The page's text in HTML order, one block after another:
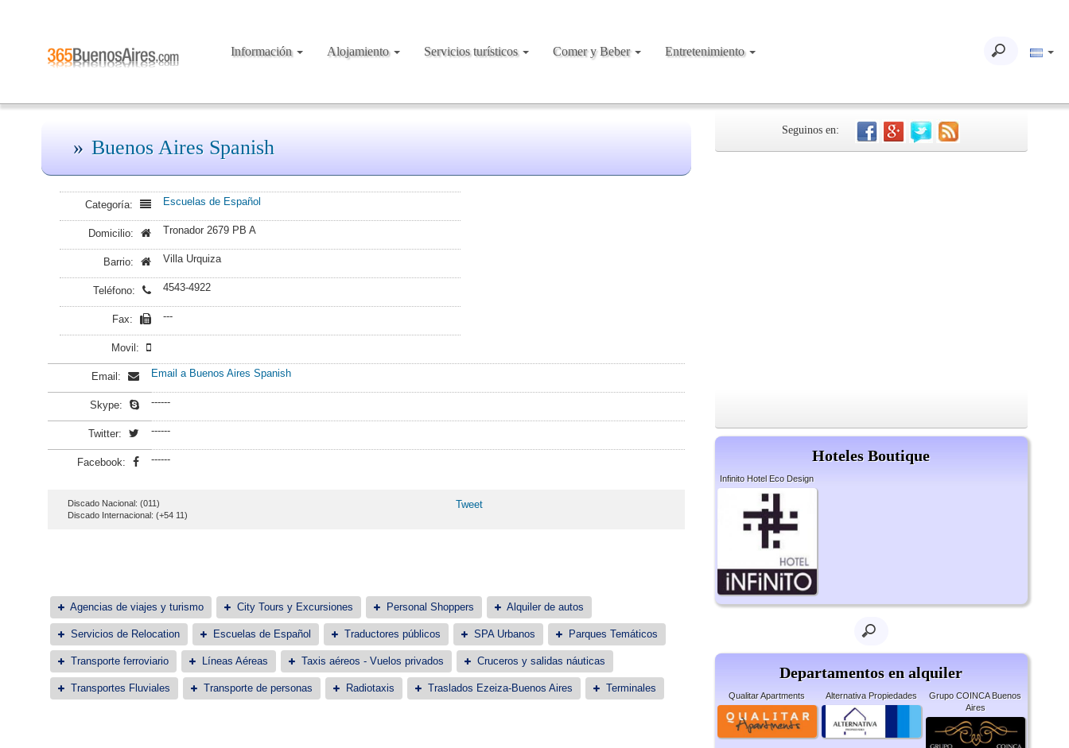
Información Alojamiento Servicios turísticos Comer y Beber Entretenimiento
Buenos Aires Spanish
Categoría: Escuelas de Español
Domicilio: Tronador 2679 PB A
Barrio: Villa Urquiza
Teléfono: 4543-4922
Fax: ---
Movil:
Email: Email a Buenos Aires Spanish
Skype: ------
Twitter: ------
Facebook: ------
Discado Nacional: (011)
Discado Internacional: (+54 11)
Tweet
Agencias de viajes y turismo City Tours y Excursiones Personal Shoppers Alquiler de autos
Servicios de Relocation Escuelas de Español Traductores públicos SPA Urbanos Parques Temáticos
Transporte ferroviario Líneas Aéreas Taxis aéreos - Vuelos privados Cruceros y salidas náuticas
Transportes Fluviales Transporte de personas Radiotaxis Traslados Ezeiza-Buenos Aires Terminales
Seguinos en:
Hoteles Boutique
Infinito Hotel Eco Design
Departamentos en alquiler
Qualitar Apartments Alternativa Propiedades
Grupo COINCA Buenos
Aires